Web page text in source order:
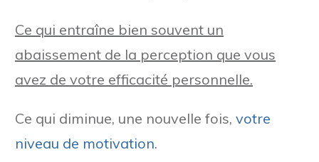
Ce qui entraîne bien souvent un
abaissement de la perception que vous
avez de votre efficacité personnelle.
Ce qui diminue, une nouvelle fois, votre
niveau de motivation.